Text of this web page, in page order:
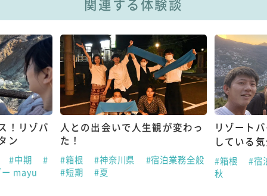
関連する体験談
！リゾバ
ン
#中期
#
ー mayu
人との出会いで人生観が変わっ
た！
#箱根 #神奈川県
#宿泊業務全般
#短期
#夏
リゾート
している
#箱根
#宿
秋